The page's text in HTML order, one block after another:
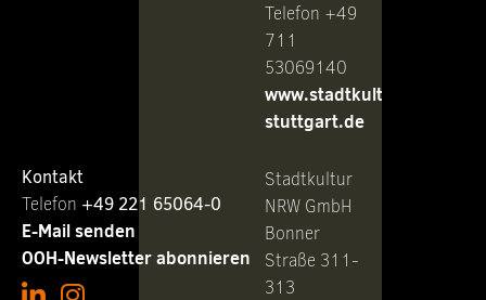
Kontakt
Telefon ‭ +49 221 65064-0
E-Mail senden
OOH-Newsletter abonnieren
Telefon +49
711
53069140
www.stadtkultur-
stuttgart.de
Stadtkultur
NRW GmbH
Bonner
Straße 311-
313